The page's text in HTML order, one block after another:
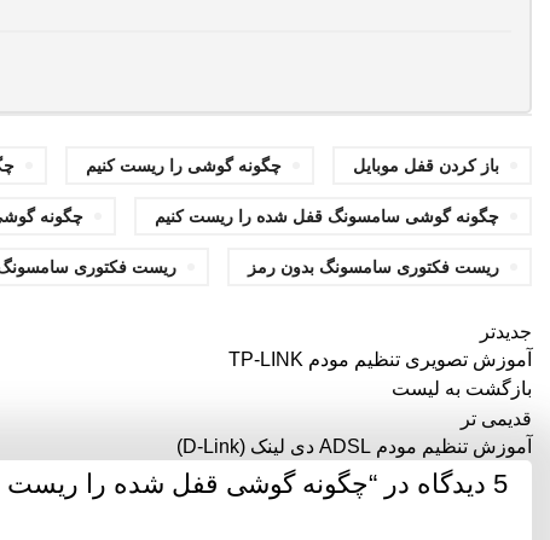
باز کردن قفل موبایل چگونه گوشی را ریست کنیم
چگونه گوشی سامسونگ قفل شده را ریست کنیم چگونه
ریست فکتوری سامسونگ بدون رمز ریست فکتوری سامسونگ
جدیدتر
آموزش تصویری تنظیم مودم TP-LINK
بازگشت به لیست
قدیمی تر
آموزش تنظیم مودم ADSL دی لینک (D-Link)
5 دیدگاه در “ چگونه گوشی قفل شده را ریست